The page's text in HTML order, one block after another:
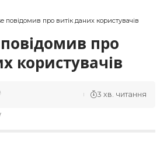
повідомив про витік даних користувачів
про
користувачів
3 хв. читання